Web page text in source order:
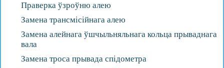
Праверка ўзроўню алею
Замена трансмісійнага алею
Замена алейнага ўшчыльняльнага кольца прываднага
вала
Замена троса прывада спідометра